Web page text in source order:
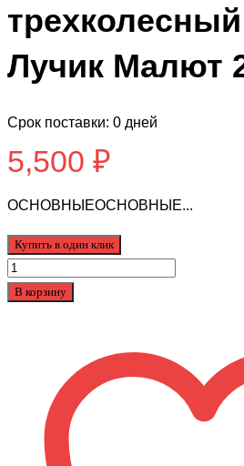
Лучик Малют
Срок поставки: 0 дней
5,500 ₽
ОСНОВНЫЕОСНОВНЫЕ...
Купить в один клик
Количество
товара
Малют
В корзину